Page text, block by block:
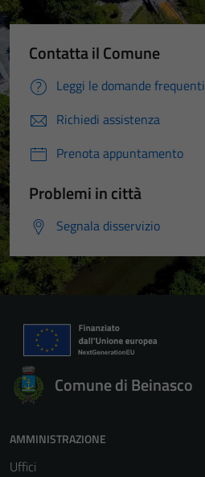
Contatta il Comune
Leggi le domande frequenti
Richiedi assistenza
Prenota appuntamento
Problemi in città
Segnala disservizio
Comune di Beinasco
AMMINISTRAZIONE
Uffici